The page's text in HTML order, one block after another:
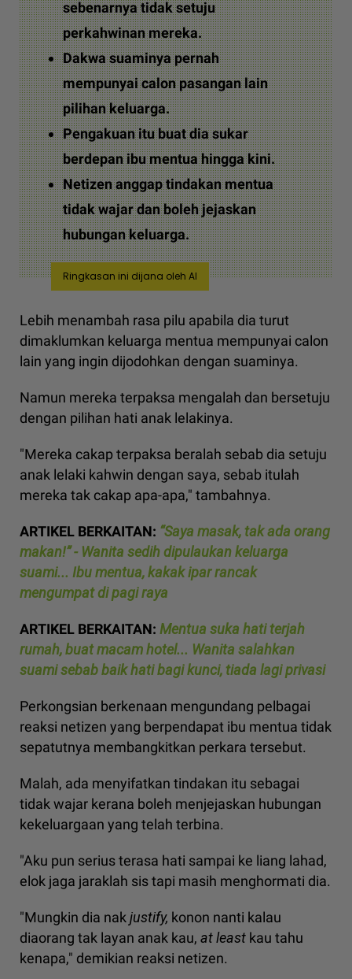
sebenarnya tidak setuju
perkahwinan mereka.
Dakwa suaminya pernah
mempunyai calon pasangan lain
pilihan keluarga.
Pengakuan itu buat dia sukar
berdepan ibu mentua hingga kini.
Netizen anggap tindakan mentua
tidak wajar dan boleh jejaskan
hubungan keluarga.
Ringkasan ini dijana oleh AI
Lebih menambah rasa pilu apabila dia turut
dimaklumkan keluarga mentua mempunyai calon
lain yang ingin dijodohkan dengan suaminya.
Namun mereka terpaksa mengalah dan bersetuju
dengan pilihan hati anak lelakinya.
"Mereka cakap terpaksa beralah sebab dia setuju
anak lelaki kahwin dengan saya, sebab itulah
mereka tak cakap apa-apa," tambahnya.
ARTIKEL BERKAITAN: “Saya masak, tak ada orang
makan!” - Wanita sedih dipulaukan keluarga
suami... Ibu mentua, kakak ipar rancak
mengumpat di pagi raya
ARTIKEL BERKAITAN: Mentua suka hati terjah
rumah, buat macam hotel... Wanita salahkan
suami sebab baik hati bagi kunci, tiada lagi privasi
Perkongsian berkenaan mengundang pelbagai
reaksi netizen yang berpendapat ibu mentua tidak
sepatutnya membangkitkan perkara tersebut.
Malah, ada menyifatkan tindakan itu sebagai
tidak wajar kerana boleh menjejaskan hubungan
kekeluargaan yang telah terbina.
"Aku pun serius terasa hati sampai ke liang lahad,
elok jaga jaraklah sis tapi masih menghormati dia.
"Mungkin dia nakjustify, konon nanti kalau
diaorang tak layan anak kau, at least kau tahu
kenapa," demikian reaksi netizen.